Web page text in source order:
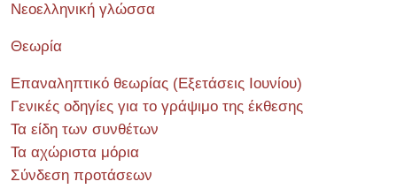
Νεοελληνική γλώσσα
Θεωρία
Επαναληπτικό θεωρίας (Εξετάσεις Ιουνίου)
Γενικές οδηγίες για το γράψιμο της έκθεσης
Τα είδη των συνθέτων
Τα αχώριστα μόρια
Σύνδεση προτάσεων